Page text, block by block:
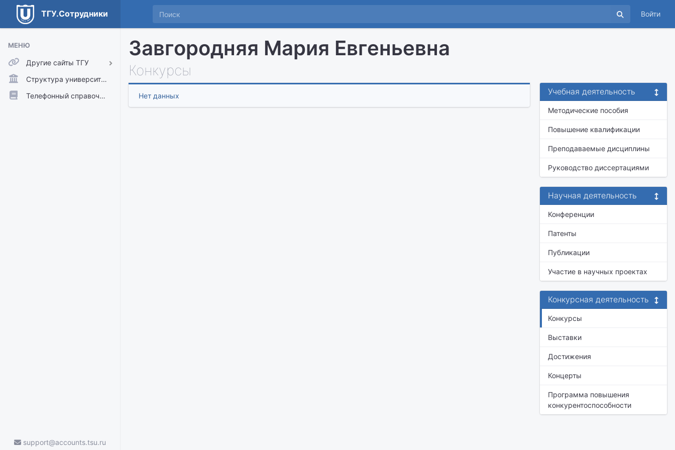
ТГУ.Сотрудники Войти
МЕНЮ
Другие сайты ТГУ
ТГУ.Аккаунты
ТГУ.Расписание
Структура университета
Телефонный справочник
support@accounts.tsu.ru
Завгородняя Мария Евгеньевна
Конкурсы
Нет данных Учебная деятельность
Методические пособия
Повышение квалификации
Преподаваемые дисциплины
Руководство диссертациями
Научная деятельность
Конференции
Патенты
Публикации
Участие в научных проектах
Конкурсная деятельность
Конкурсы
Выставки
Достижения
Концерты
Программа повышения
конкурентоспособности